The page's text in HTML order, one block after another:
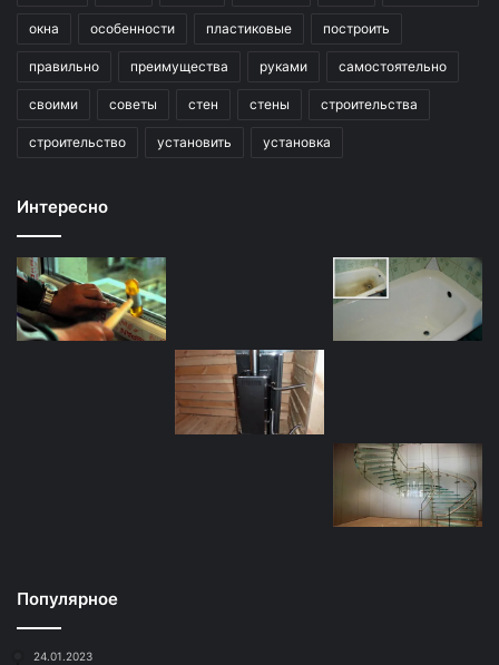
окна особенности пластиковые построить
правильно преимущества руками самостоятельно
своими советы стен стены строительства
строительство установить установка
Интересно
Популярное
24.01.2023